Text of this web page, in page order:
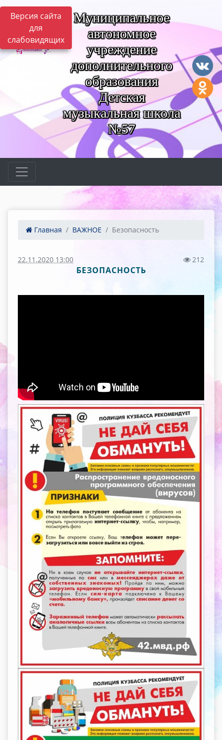
Версия сайта
для
слабовидящих
Муниципальное
автономное
учреждение
дополнительного
образования
Детская
музыкальная школа
№57
Главная ВАЖНОЕ Безопасность
22.11.2020 13:00 212
БЕЗОПАСНОСТЬ